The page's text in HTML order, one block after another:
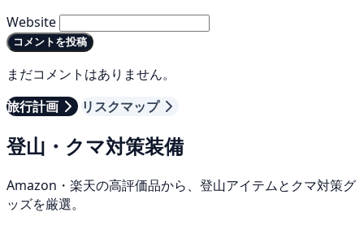
Website
コメントを投稿
まだコメントはありません。
旅行計画
リスクマップ
登山・クマ対策装備
Amazon・楽天の高評価品から、登山アイテムとクマ対策グ
ッズを厳選。